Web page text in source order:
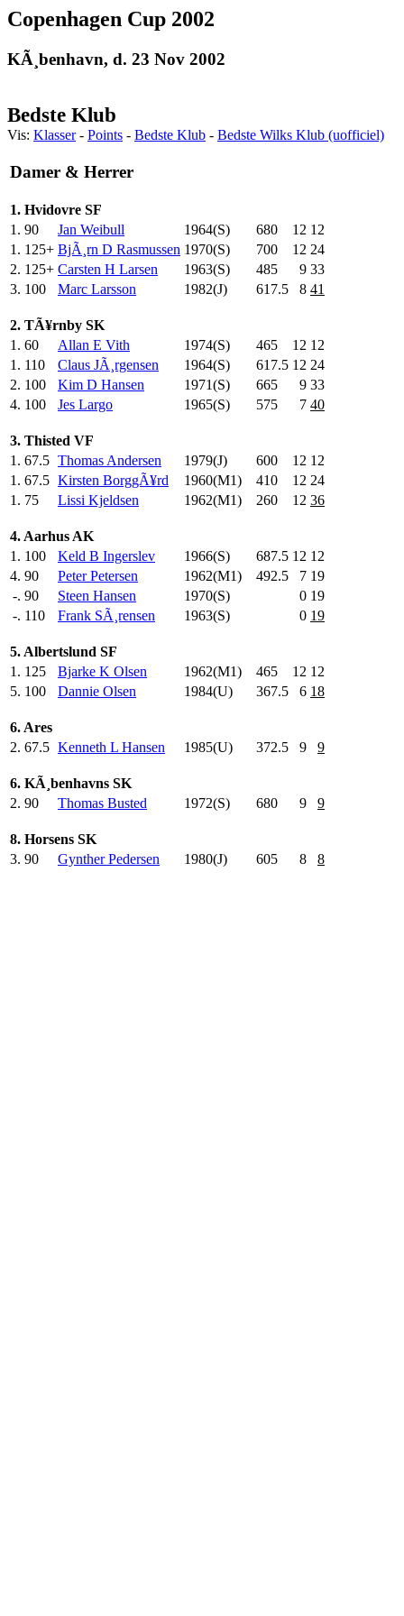
Copenhagen Cup 2002
KÃ¸benhavn, d. 23 Nov 2002
Bedste Klub
Vis: Klasser- Points - Bedste Klub - Bedste Wilks Klub (uofficiel)
Damer & Herrer
1. Hvidovre SF
1. 90 Jan Weibull 1964(S) 680 12 12
1. 125+ BjÃ¸rn D Rasmussen 1970(S) 700 12 24
2. 125+ Carsten H Larsen 1963(S) 485 9 33
3. 100 Marc Larsson 1982(J) 617.5 8 41
2. TÃ¥rnby SK
1. 60 Allan E Vith 1974(S) 465 12 12
1. 110 Claus JÃ¸rgensen 1964(S) 617.5 12 24
2. 100 Kim D Hansen 1971(S) 665 9 33
4. 100 Jes Largo 1965(S) 575 7 40
3. Thisted VF
1. 67.5 Thomas Andersen 1979(J) 600 12 12
1. 67.5 Kirsten BorggÃ¥rd 1960(M1) 410 12 24
1. 75 Lissi Kjeldsen 1962(M1) 260 12 36
4. Aarhus AK
1. 100 Keld B Ingerslev 1966(S) 687.5 12 12
4. 90 Peter Petersen 1962(M1) 492.5 7 19
-. 90 Steen Hansen 1970(S) 0 19
-. 110 Frank SÃ¸rensen 1963(S) 0 19
5. Albertslund SF
1. 125 Bjarke K Olsen 1962(M1) 465 12 12
5. 100 Dannie Olsen 1984(U) 367.5 6 18
6. Ares
2. 67.5 Kenneth L Hansen 1985(U) 372.5 9 9
6. KÃ¸benhavns SK
2. 90 Thomas Busted 1972(S) 680 9 9
8. Horsens SK
3. 90 Gynther Pedersen 1980(J) 605 8 8